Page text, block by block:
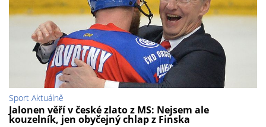
Sport Aktuálně
Jalonen věří v české zlato z MS: Nejsem ale
kouzelník, jen obyčejný chlap z Finska